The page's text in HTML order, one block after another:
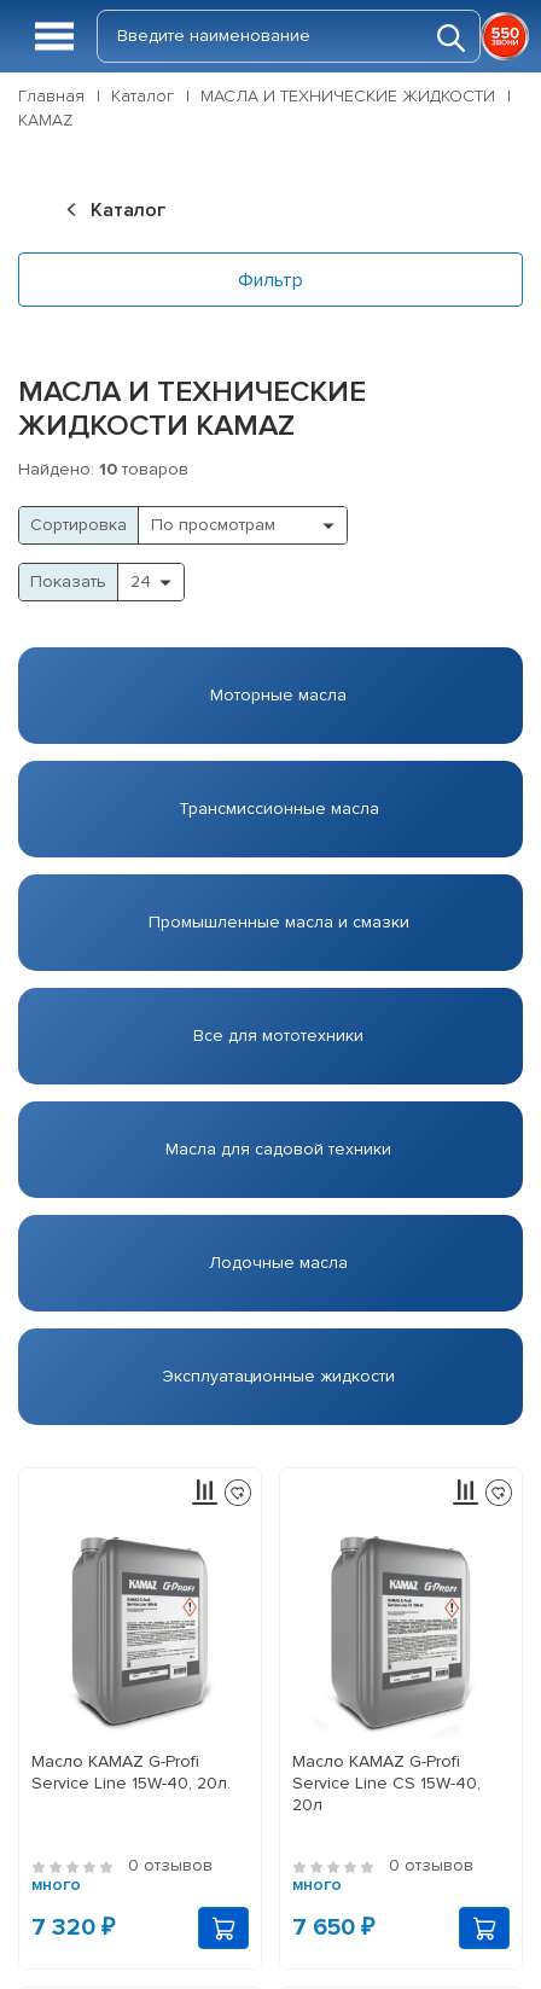
Главная Каталог
МАСЛА И ТЕХНИЧЕСКИЕ ЖИДКОСТИ
KAMAZ
Каталог
Фильтр
МАСЛА И ТЕХНИЧЕСКИЕ
ЖИДКОСТИ KAMAZ
Найдено: 10 товаров
Cортировка
Показать
Моторные масла
Трансмиссионные масла
Промышленные масла и смазки
Все для мототехники
Масла для садовой техники
Лодочные масла
Эксплуатационные жидкости
Масло KAMAZ G-Profi
Service Line 15W-40, 20л.
0 отзывов
много
7 320 ₽
Масло KAMAZ G-Profi
Service Line CS 15W-40,
20л
0 отзывов
много
7 650 ₽